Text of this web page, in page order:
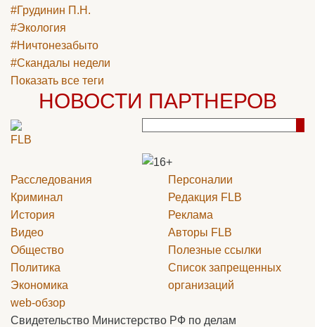
#Грудинин П.Н.
#Экология
#Ничтонезабыто
#Скандалы недели
Показать все теги
НОВОСТИ ПАРТНЕРОВ
Расследования
Криминал
История
Видео
Общество
Политика
Экономика
web-обзор
Персоналии
Редакция FLB
Реклама
Авторы FLB
Полезные ссылки
Список запрещенных
организаций
Свидетельство Министерство РФ по делам